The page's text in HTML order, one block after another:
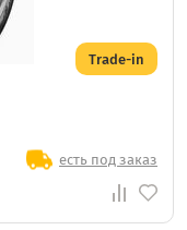
Trade-in
есть под заказ